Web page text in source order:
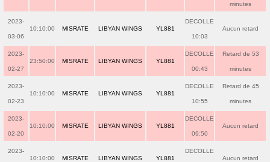
minutes
2023-
03-06
10:10:00 MISRATE LIBYAN WINGS YL881
DECOLLE
10:03
Aucun retard
2023-
02-27
23:50:00 MISRATE LIBYAN WINGS YL881
DECOLLE
00:43
Retard de 53
minutes
2023-
02-23
10:10:00 MISRATE LIBYAN WINGS YL881
DECOLLE
10:55
Retard de 45
minutes
2023-
02-20
10:10:00 MISRATE LIBYAN WINGS YL881
DECOLLE
09:50
Aucun retard
2023-
10:10:00 MISRATE LIBYAN WINGS YL881
DECOLLE
Aucun retard